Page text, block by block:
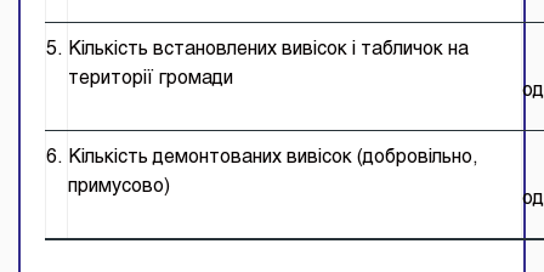
5. Кількість встановлених вивісок і табличок на
території громади
6. Кількість демонтованих вивісок (добровільно,
примусово)